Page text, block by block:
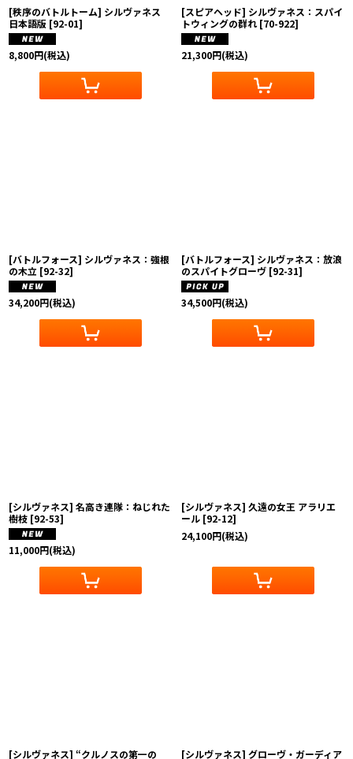
[秩序のバトルトーム] シルヴァネス
日本語版 [92-01]
8,800円(税込)
[スピアヘッド] シルヴァネス：スパイ
トウィングの群れ [70-922]
21,300円(税込)
[バトルフォース] シルヴァネス：強根
の木立 [92-32]
34,200円(税込)
[バトルフォース] シルヴァネス：放浪
のスパイトグローヴ [92-31]
34,500円(税込)
[シルヴァネス] 名高き連隊：ねじれた
樹枝 [92-53]
11,000円(税込)
[シルヴァネス] 久遠の女王 アラリエ
ール [92-12]
24,100円(税込)
[シルヴァネス] “クルノスの第一の [シルヴァネス] グローヴ・ガーディア